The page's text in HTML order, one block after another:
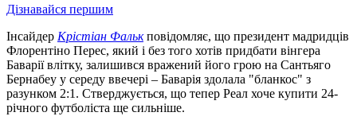
Дізнавайся першим
Інсайдер Крістіан Фалькповідомляє, що президент мадридців
Флорентіно Перес, який і без того хотів придбати вінгера
Баварії влітку, залишився вражений його грою на Сантьяго
Бернабеу у середу ввечері – Баварія здолала "бланкос" з
разунком 2:1. Стверджується, що тепер Реал хоче купити 24-
річного футболіста ще сильніше.